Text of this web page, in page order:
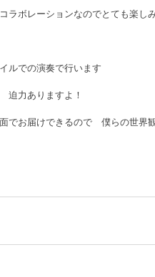
ラボレーションなのでとても楽し
ルでの演奏で行います
迫力ありますよ！
でお届けできるので　僕らの世界